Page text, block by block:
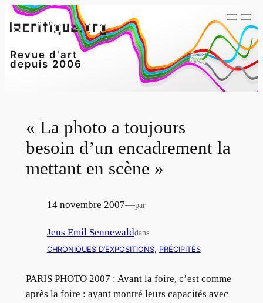
Aller
au
Revue d'art
depuis 2006
« La photo a toujours
besoin d’un encadrement la
mettant en scène »
14 novembre 2007—par
Jens Emil Sennewalddans
CHRONIQUES D’EXPOSITIONS, PRÉCIPITÉS
PARIS PHOTO 2007 : Avant la foire, c’est comme
après la foire : ayant montré leurs capacités avec